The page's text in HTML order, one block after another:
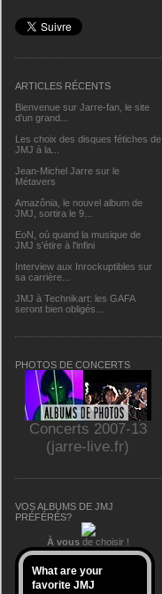
ARTICLES RÉCENTS
Bienvenue sur Jarre-fan, le site
d'un grand...
Les choix des disques fétiches de
JMJ à la...
Jean-Michel Jarre sur le
Métavers
Amazônia, le nouvel album de
JMJ, sortira le 9...
EoN, où quand la musique de
JMJ s'étire à l'infini
Interview aux Inrockuptibles sur
sa carrière...
JMJ à Technikart: les GAFA
seront bien obligés...
PHOTOS DE CONCERTS
Concerts 2007-13
(jarre-live.fr)
VOS ALBUMS DE JMJ
PRÉFÉRÉS?
À vous de choisir !
What are your
favorite JMJ